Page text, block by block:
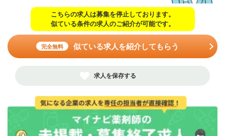
こちらの求人は募集を停止しております。
似ている条件の求人のご紹介が可能です。
完全無料 似ている求人を紹介してもらう
求人を保存する